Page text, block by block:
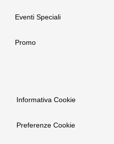
Eventi Speciali
Promo
Informativa Cookie
Preferenze Cookie